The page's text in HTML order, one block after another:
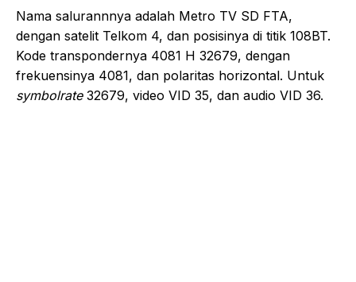
Nama salurannnya adalah Metro TV SD FTA,
dengan satelit Telkom 4, dan posisinya di titik 108BT.
Kode transpondernya 4081 H 32679, dengan
frekuensinya 4081, dan polaritas horizontal. Untuk
symbolrate32679, video VID 35, dan audio VID 36.